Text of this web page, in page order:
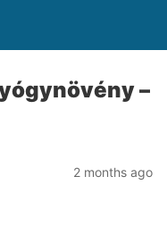
–
2 months ago